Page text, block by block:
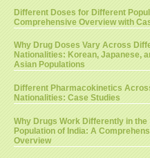
Different Doses for Different
Comprehensive Overview with
Why Drug Doses Vary Across
Nationalities: Korean, Japanese,
Asian Populations
Different Pharmacokinetics
Nationalities: Case Studies
Why Drugs Work Differently in the
Population of India: A
Overview